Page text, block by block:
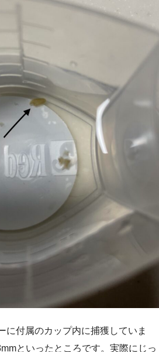
に付属のカップ内に捕獲していま
といったところです。実際にじっ